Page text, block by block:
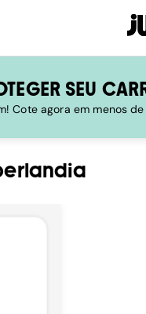
SEU
Cote agora em menos